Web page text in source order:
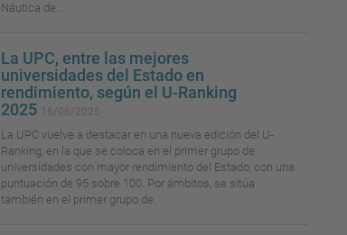
Náutica de...
La UPC, entre las mejores
universidades del Estado en
rendimiento, según el U-Ranking
2025
La UPC vuelve a destacar en una nueva edición del U-
Ranking, en la que se coloca en el primer grupo de
universidades con mayor rendimiento del Estado, con una
puntuación de 95 sobre 100. Por ámbitos, se sitúa
también en el primer grupo de...